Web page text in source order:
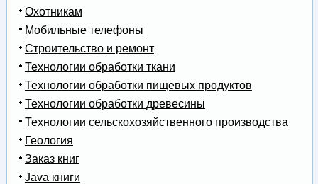
Охотникам
Мобильные телефоны
Строительство и ремонт
Технологии обработки ткани
Технологии обработки пищевых продуктов
Технологии обработки древесины
Технологии сельскохозяйственного производства
Геология
Заказ книг
Java книги